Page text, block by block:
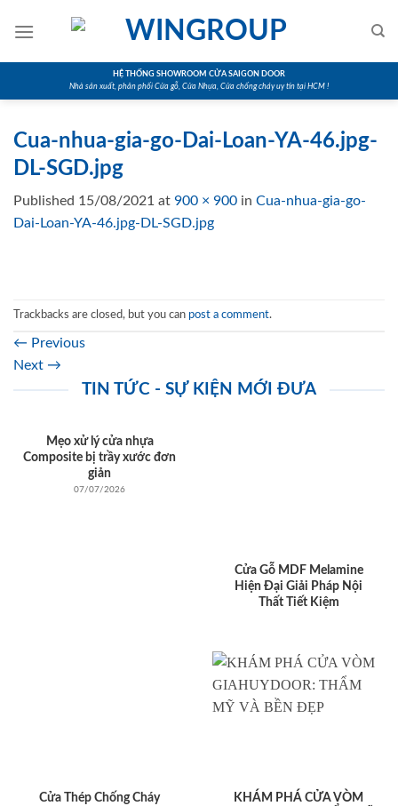
HỆ THỐNG SHOWROOM CỬA SAIGON DOOR
Nhà sản xuất, phân phối Cửa gỗ, Cửa Nhựa, Cửa chống cháy uy tín tại HCM !
Cua-nhua-gia-go-Dai-Loan-YA-46.jpg-
DL-SGD.jpg
Published 15/08/2021 at 900 × 900 in Cua-nhua-gia-go-
Dai-Loan-YA-46.jpg-DL-SGD.jpg
Trackbacks are closed, but you can post a comment.
← Previous
Next →
TIN TỨC - SỰ KIỆN MỚI ĐƯA
Mẹo xử lý cửa nhựa
Composite bị trầy xước đơn
giản
07/07/2026
Cửa Gỗ MDF Melamine
Hiện Đại Giải Pháp Nội
Thất Tiết Kiệm
Cửa Thép Chống Cháy
KHÁM PHÁ CỬA VÒM